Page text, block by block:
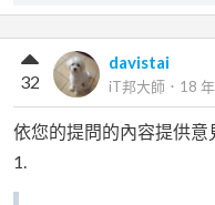
davistai
iT邦大師 ． 18
32
依您的提問的內容提供意
1.